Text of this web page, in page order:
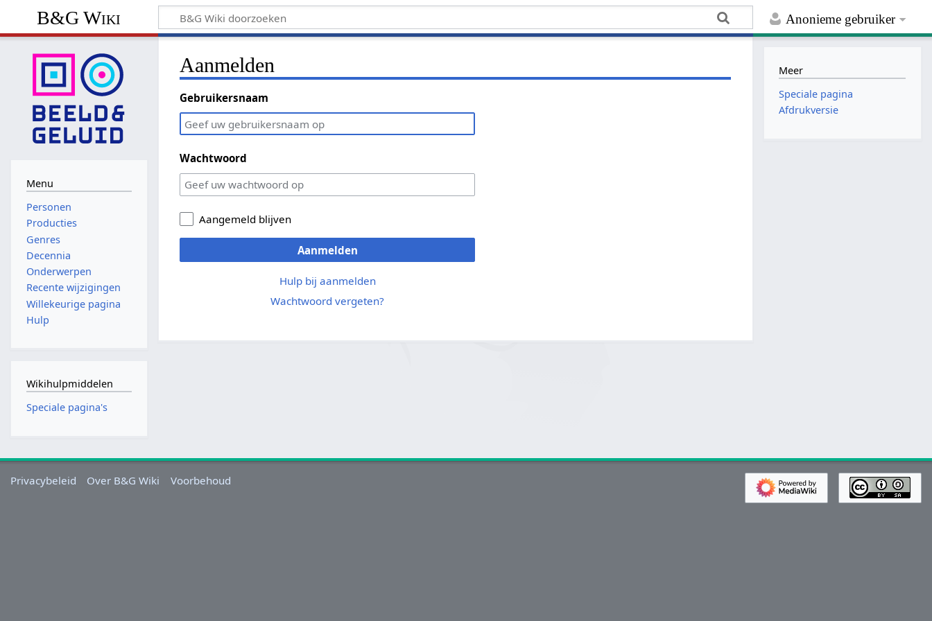
Anonieme gebruiker
B&G Wiki
Aanmelden
Gebruikersnaam
Wachtwoord
Aangemeld blijven
Aanmelden
Hulp bij aanmelden
Wachtwoord vergeten?
Menu
Personen
Producties
Genres
Decennia
Onderwerpen
Recente wijzigingen
Willekeurige pagina
Hulp
Wikihulpmiddelen
Speciale pagina's
Meer
Speciale pagina
Afdrukversie
Privacybeleid Over B&G Wiki Voorbehoud